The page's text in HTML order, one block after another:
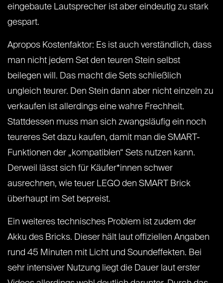
eingebaute Lautsprecher ist aber eindeutig zu stark
gespart.
Apropos Kostenfaktor: Es ist auch verständlich, dass
man nicht jedem Set den teuren Stein selbst
beilegen will. Das macht die Sets schließlich
ungleich teurer. Den Stein dann aber nicht einzeln zu
verkaufen ist allerdings eine wahre Frechheit.
Stattdessen muss man sich zwangsläufig ein noch
teureres Set dazu kaufen, damit man die SMART-
Funktionen der „kompatiblen“ Sets nutzen kann.
Derweil lässt sich für Käufer*innen schwer
ausrechnen, wie teuer LEGO den SMART Brick
überhaupt im Set bepreist.
Ein weiteres technisches Problem ist zudem der
Akku des Bricks. Dieser hält laut offiziellen Angaben
rund 45 Minuten mit Licht und Soundeffekten. Bei
sehr intensiver Nutzung liegt die Dauer laut erster